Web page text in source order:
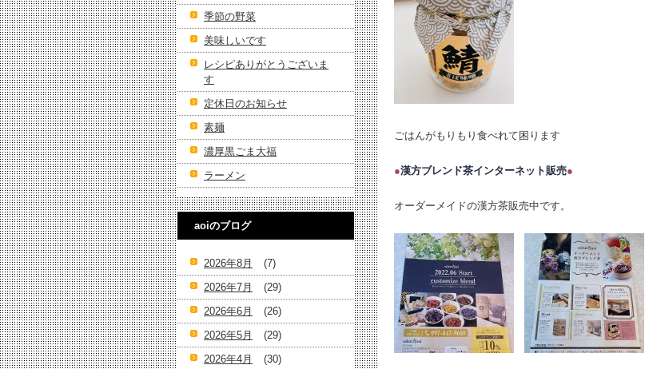
ごはんがもりもり食べれて困ります
●漢方ブレンド茶インターネット販売●
オーダーメイドの漢方茶販売中です。
季節の野菜
美味しいです
レシピありがとうございま
す
定休日のお知らせ
素麺
濃厚黒ごま大福
ラーメン
aoiのブログ
2026年8月
(7)
2026年7月
(29)
2026年6月
(26)
2026年5月
(29)
2026年4月
(30)